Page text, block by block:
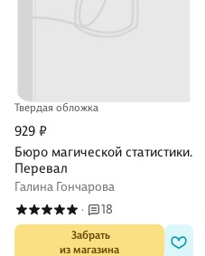
Твердая обложка
929 ₽
Бюро магической статистики.
Перевал
Галина Гончарова
· 18
Забрать
из магазина